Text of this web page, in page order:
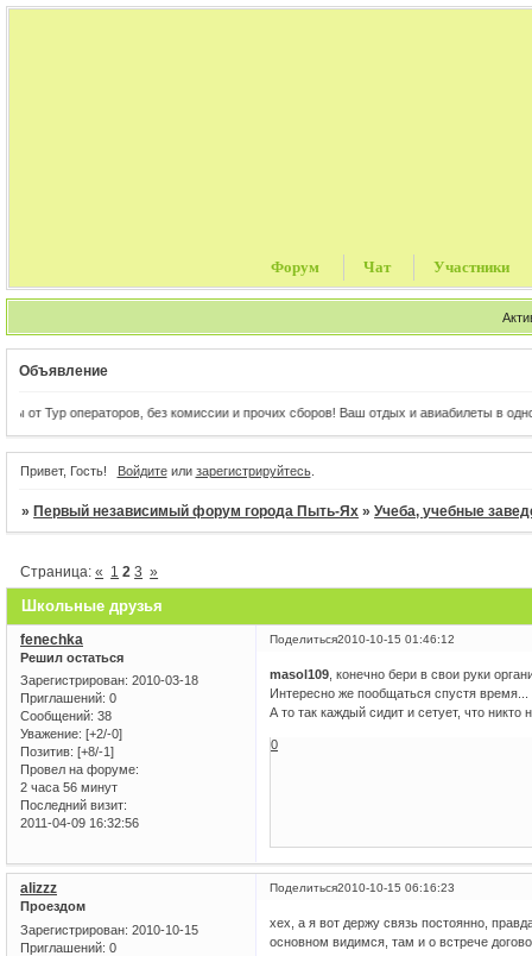
Форум Чат Участники
Объявление
без комиссии и прочих сборов! Ваш отдых и авиабилеты в одном клике от
Привет, Гость! Войдитеили зарегистрируйтесь.
»Первый независимый форум города Пыть-Ях »Учеба, учебные
Школьные друзья
Страница:« 1 2 3 »
Поделиться2010-10-15 01:46:12
fenechka
Решил остаться
Зарегистрирован: 2010-03-18
Приглашений: 0
Сообщений: 38
Уважение: [+2/-0]
Позитив: [+8/-1]
Провел на форуме:
2 часа 56 минут
Последний визит:
2011-04-09 16:32:56
masol109 , конечно бери в свои руки
Интересно же пообщаться спустя время...
А то так каждый сидит и сетует, что никто
0
Поделиться2010-10-15 06:16:23
alizzz
Проездом
Зарегистрирован: 2010-10-15
Приглашений: 0
хех, а я вот держу связь постоянно,
основном видимся, там и о встрече